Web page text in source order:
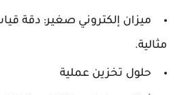
ميزان إلكتروني صغير: دقة
مثالية.
حلول تخزين عملية